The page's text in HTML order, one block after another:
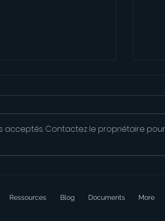
de Dessin
: les résultats sont
Un
CDI !
acceptés. Contactez le propriétaire pour
Ressources Blog Documents More